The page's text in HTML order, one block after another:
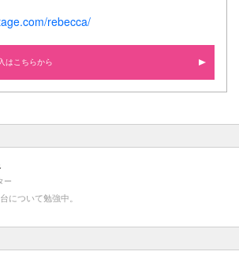
rebecca/
はこちらから
ー
について勉強中。